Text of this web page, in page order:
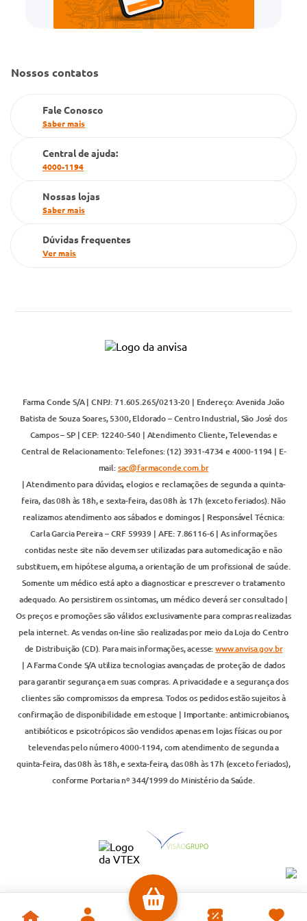
Cartão Grupo Conde
Televendas
Nossos contatos
Fale Conosco
Saber mais
Central de ajuda:
4000-1194
Nossas lojas
Saber mais
Dúvidas frequentes
Ver mais
Farma Conde S/A | CNPJ: 71.605.265/0213-20 | Endereço: Avenida João
Batista de Souza Soares, 5300, Eldorado – Centro Industrial, São José dos
Campos – SP | CEP: 12240-540 | Atendimento Cliente, Televendas e
Central de Relacionamento: Telefones: (12) 3931-4734 e 4000-1194 | E-
mail:sac@farmaconde.com.br
| Atendimento para dúvidas, elogios e reclamações de segunda a quinta-
feira, das 08h às 18h, e sexta-feira, das 08h às 17h (exceto feriados). Não
realizamos atendimento aos sábados e domingos | Responsável Técnica:
Carla Garcia Pereira – CRF 59939 | AFE: 7.86116-6 | As informações
contidas neste site não devem ser utilizadas para automedicação e não
substituem, em hipótese alguma, a orientação de um profissional de saúde.
Somente um médico está apto a diagnosticar e prescrever o tratamento
adequado. Ao persistirem os sintomas, um médico deverá ser consultado |
Os preços e promoções são válidos exclusivamente para compras realizadas
pela internet. As vendas on-line são realizadas por meio da Loja do Centro
de Distribuição (CD). Para mais informações, acesse:www.anvisa.gov.br
| A Farma Conde S/A utiliza tecnologias avançadas de proteção de dados
para garantir segurança em suas compras. A privacidade e a segurança dos
clientes são compromissos da empresa. Todos os pedidos estão sujeitos à
confirmação de disponibilidade em estoque | Importante: antimicrobianos,
antibióticos e psicotrópicos são vendidos apenas em lojas físicas ou por
televendas pelo número 4000-1194, com atendimento de segunda a
quinta-feira, das 08h às 18h, e sexta-feira, das 08h às 17h (exceto feriados),
conforme Portaria nº 344/1999 do Ministério da Saúde.